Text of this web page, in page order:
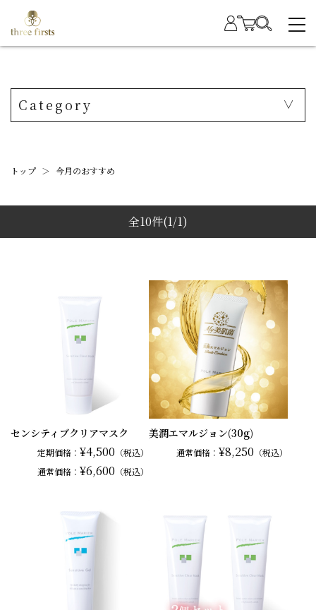
Category
トップ ＞ 今月のおすすめ
全10件(1/1)
センシティブクリアマスク
定期価格： ¥4,500 （税込）
通常価格： ¥6,600 （税込）
美潤エマルジョン(30g)
通常価格： ¥8,250 （税込）